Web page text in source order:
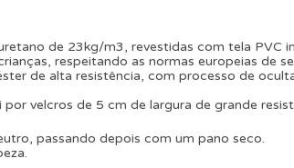
de 23kg/m3, revestidas com tela
respeitando as normas europeias de
de alta resistência, com processo de
velcros de 5 cm de largura de grande
passando depois com um pano seco.